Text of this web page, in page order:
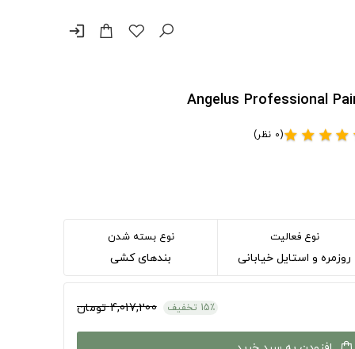
login
star
star
star
star(0 نظر)
نوع فعالیت
روزمره و استایل خیابانی
نوع بسته شدن
بندهای کشی
15٪ تخفیف 4,017,200 تومان